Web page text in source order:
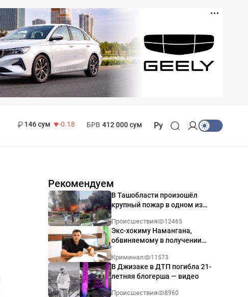
146 сум
-0.18
БРВ 412 000 сум Ру
Рекомендуем
В Ташобласти произошёл
крупный пожар в одном из
Происшествия 12465
Экс-хокиму Намангана,
обвиняемому в получении
приговор
Криминал 11573
В Джизаке в ДТП погибла 21-
летняя блогерша — видео
Происшествия 8960